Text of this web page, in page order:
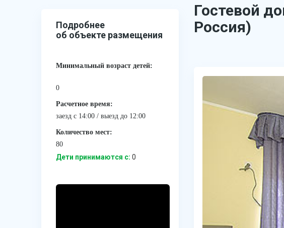
Гостевой
Россия)
Подробнее
об объекте размещения
Минимальный возраст детей:
0
Расчетное время:
заезд с 14:00 / выезд до 12:00
Количество мест:
80
Дети принимаются с: 0